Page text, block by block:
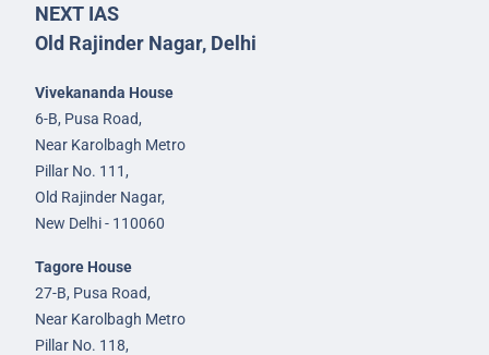
NEXT IAS
Old Rajinder Nagar, Delhi
Vivekananda House
6-B, Pusa Road,
Near Karolbagh Metro
Pillar No. 111,
Old Rajinder Nagar,
New Delhi - 110060
Tagore House
27-B, Pusa Road,
Near Karolbagh Metro
Pillar No. 118,